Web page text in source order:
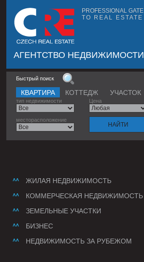
PROFESSIONAL GATE
TO REAL ESTATE
АГЕНТСТВО НЕДВИЖИМОСТИ
Быстрый поиск
КВАРТИРА КОТТЕДЖ УЧАСТОК
тип недвижимости Цена
месторасположение
ЖИЛАЯ НЕДВИЖИМОСТЬ
КОММЕРЧЕСКАЯ НЕДВИЖИМОСТЬ
ЗЕМЕЛЬНЫЕ УЧАСТКИ
БИЗНЕС
НЕДВИЖИМОСТЬ ЗА РУБЕЖОМ